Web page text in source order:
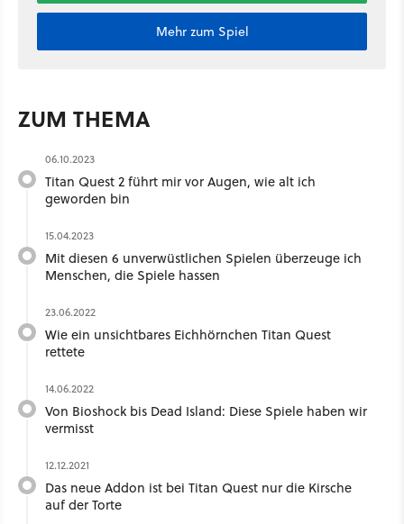
Mehr zum Spiel
ZUM THEMA
06.10.2023
Titan Quest 2 führt mir vor Augen, wie alt ich
geworden bin
15.04.2023
Mit diesen 6 unverwüstlichen Spielen überzeuge ich
Menschen, die Spiele hassen
23.06.2022
Wie ein unsichtbares Eichhörnchen Titan Quest
rettete
14.06.2022
Von Bioshock bis Dead Island: Diese Spiele haben wir
vermisst
12.12.2021
Das neue Addon ist bei Titan Quest nur die Kirsche
auf der Torte